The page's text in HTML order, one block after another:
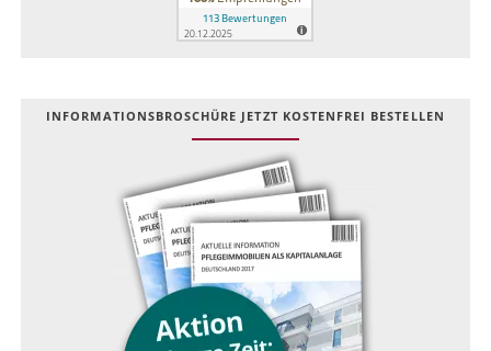
INFOR­MATIONS­BROSCHÜRE JETZT KOSTEN­FREI BESTELLEN